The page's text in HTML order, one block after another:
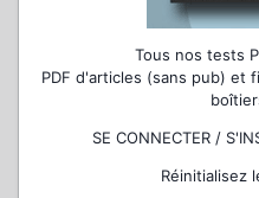
Tous nos tests
PDF d'articles (sans pub) et
SE CONNECTER /
Réinitialisez